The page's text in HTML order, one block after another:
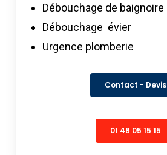
Débouchage de baignoire
Débouchage évier
Urgence plomberie
Contact - Devis
01 48 05 15 15